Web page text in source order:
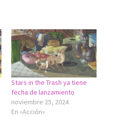
Stars in the Trash ya tiene
fecha de lanzamiento
noviembre 25, 2024
En «Acción»